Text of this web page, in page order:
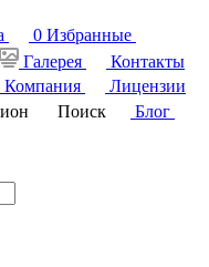
0 Избранные
Галерея
Контакты
Компания
Лицензии
Поиск
Блог